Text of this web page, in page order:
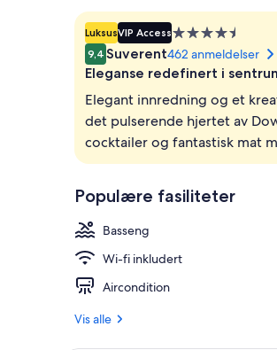
LuksusVIP AccessOvernattingssted
med
4.5
9,4 Suverent462 anmeldelser
Eleganse redefinert i
Elegant innredning og et
det pulserende hjertet av
cocktailer og fantastisk mat
Populære fasiliteter
Basseng
Wi-fi inkludert
Aircondition
Vis alle